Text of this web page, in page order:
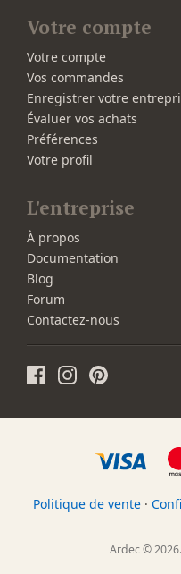
Votre compte
Votre compte
Vos commandes
Enregistrer votre
Évaluer vos achats
Préférences
Votre profil
L'entreprise
À propos
Documentation
Blog
Forum
Contactez-nous
Politique de vente ·
Ardec ©